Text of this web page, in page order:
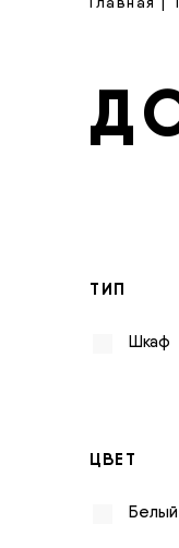
ТИП
Шкаф
ЦВЕТ
Белый